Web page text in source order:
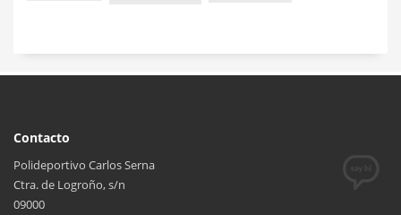
Contacto
Polideportivo Carlos Serna
Ctra. de Logroño, s/n
09000